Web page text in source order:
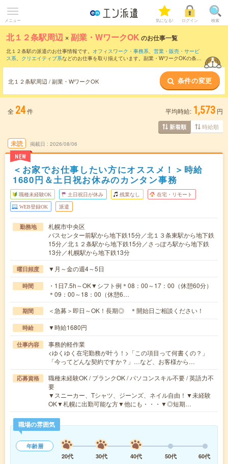
メニュー 気になる! ログイン 検索
北１２条駅周辺 ×副業・WワークOK のお仕事一覧
北１２条駅の派遣のお仕事情報です。 オフィスワーク・事務系、 営業・販売・サービ
ス系、 クリエイティブ系などのお仕事を取り揃えています。副業・WワークOKの条件
北１２条駅周辺 / 副業・WワークOK 条件の変更
全 24件 平均時給: 1,573 円
新着順 時給順
未読
NEW
掲載日 2026/08/06
＜お家でお仕事したい方にオススメ！＞時給
1680円＆土日祝お休みのカンタン事務
職種未経験OK 土日祝日が休み 残業なし 在宅・リモート
WEB登録OK 派遣
勤務地
札幌市中央区
バスセンター前駅から地下鉄15分／北１３条東駅から地下鉄
15分／北１２条駅から地下鉄15分／さっぽろ駅から地下鉄
13分／札幌駅から地下鉄13分
曜日頻度 ▼月～金の週4～5日
時間
・1日7.5h～OK▼シフト例＊08：00～17：00（休憩60分）
＊09：00～18：00（休憩6…
期間 ＜急募＞即日～OK！長期◎ ＊開始日ご相談ください！
時給 ▼時給1680円
仕事内容
事務的軽作業
<ゆくゆく在宅勤務が叶う！>「この項目って何書くの？」
「今ってどんな契約ですか？」…など、お客様から…
応募資格
職種未経験OK / ブランクOK / パソコンスキル不要 / 英語力不
要
▼スニーカー、Tシャツ、ジーンズ、ネイル自由！▼未経験
OK▼札幌に出勤可能な方▼他にも・・・▼◎短期…
職場の雰囲気
年齢層
20代
30代 40代 50代
60代